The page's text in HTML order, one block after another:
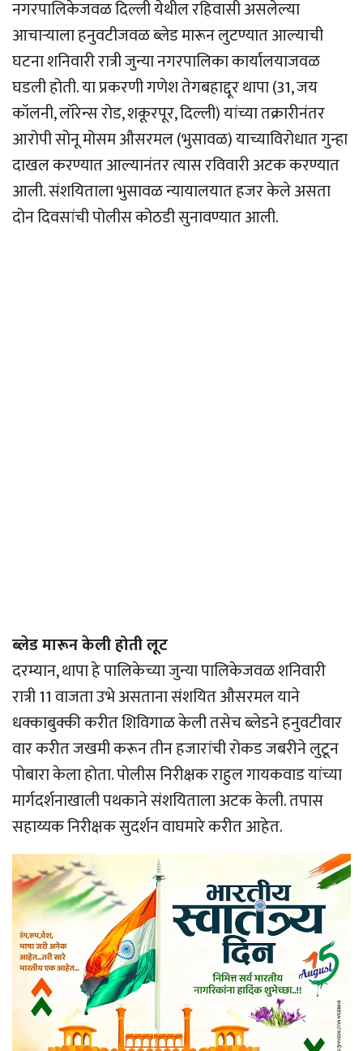
नगरपालिकेजवळ दिल्ली येथील रहिवासी असलेल्या
आचार्‍याला हनुवटीजवळ ब्लेड मारून लुटण्यात आल्याची
घटना शनिवारी रात्री जुन्या नगरपालिका कार्यालयाजवळ
घडली होती. या प्रकरणी गणेश तेगबहाद्दूर थापा (31, जय
कॉलनी, लॉरेन्स रोड, शकूरपूर, दिल्ली) यांच्या तक्रारीनंतर
आरोपी सोनू मोसम औसरमल (भुसावळ) याच्याविरोधात गुन्हा
दाखल करण्यात आल्यानंतर त्यास रविवारी अटक करण्यात
आली. संशयिताला भुसावळ न्यायालयात हजर केले असता
दोन दिवसांची पोलीस कोठडी सुनावण्यात आली.
ब्लेड मारून केली होती लूट
दरम्यान, थापा हे पालिकेच्या जुन्या पालिकेजवळ शनिवारी
रात्री 11 वाजता उभे असताना संशयित औसरमल याने
धक्काबुक्की करीत शिविगाळ केली तसेच ब्लेडने हनुवटीवार
वार करीत जखमी करून तीन हजारांची रोकड जबरीने लुटून
पोबारा केला होता. पोलीस निरीक्षक राहुल गायकवाड यांच्या
मार्गदर्शनाखाली पथकाने संशयिताला अटक केली. तपास
सहाय्यक निरीक्षक सुदर्शन वाघमारे करीत आहेत.